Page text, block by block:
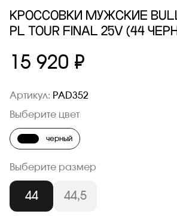
КРОССОВКИ МУЖСКИЕ
PL TOUR FINAL 25V (44
15 920 ₽
Артикул: PAD352
Выберите размер
44 44,5
Выберите цвет
черный